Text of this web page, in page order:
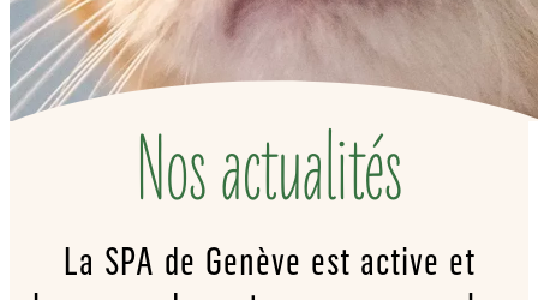
Nos actualités
La SPA de Genève est active et